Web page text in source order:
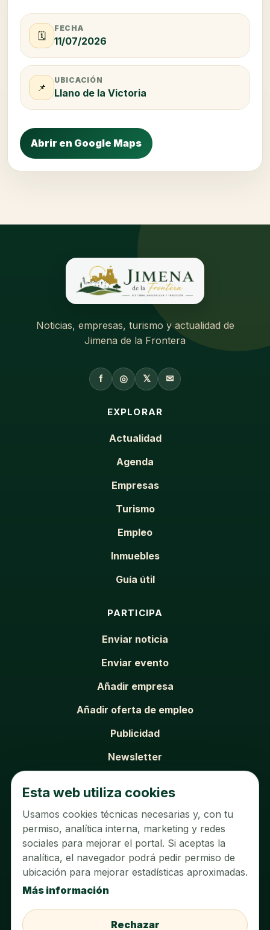
🗓️
FECHA
11/07/2026
📌
UBICACIÓN
Llano de la Victoria
Abrir en Google Maps
Noticias, empresas, turismo y actualidad de
Jimena de la Frontera
f ◎ 𝕏 ✉
EXPLORAR
Actualidad
Agenda
Empresas
Turismo
Empleo
Inmuebles
Guía útil
PARTICIPA
Enviar noticia
Enviar evento
Añadir empresa
Añadir oferta de empleo
Publicidad
Newsletter
SOBRE EL PORTAL
Sobre nosotros
Contacto
Aviso legal
Política de privacidad
Política de cookies
Esta web utiliza cookies
Usamos cookies técnicas necesarias y, con tu
permiso, analítica interna, marketing y redes
sociales para mejorar el portal. Si aceptas la
analítica, el navegador podrá pedir permiso de
ubicación para mejorar estadísticas aproximadas.
Más información
Rechazar